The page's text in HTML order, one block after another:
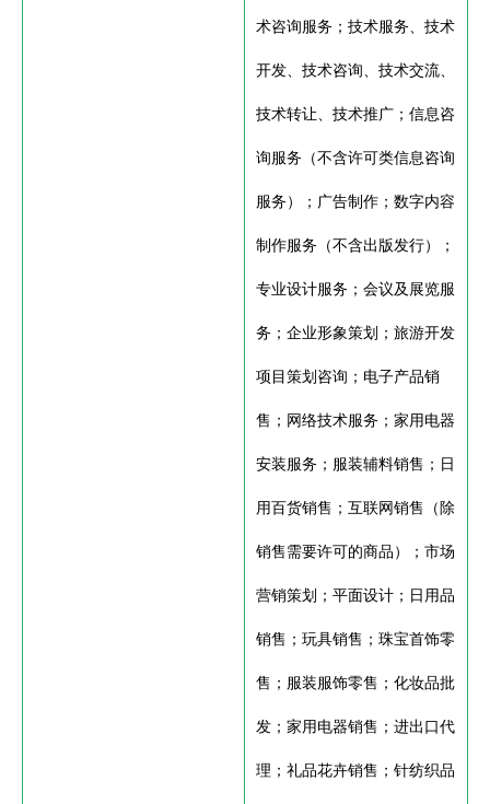
术咨询服务；技术服务、技术
开发、技术咨询、技术交流、
技术转让、技术推广；信息咨
询服务（不含许可类信息咨询
服务）；广告制作；数字内容
制作服务（不含出版发行）；
专业设计服务；会议及展览服
务；企业形象策划；旅游开发
项目策划咨询；电子产品销
售；网络技术服务；家用电器
安装服务；服装辅料销售；日
用百货销售；互联网销售（除
销售需要许可的商品）；市场
营销策划；平面设计；日用品
销售；玩具销售；珠宝首饰零
售；服装服饰零售；化妆品批
发；家用电器销售；进出口代
理；礼品花卉销售；针纺织品